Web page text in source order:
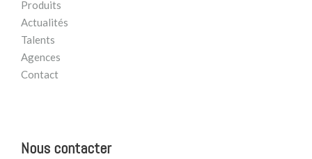
Produits
Actualités
Talents
Agences
Contact
Nous contacter